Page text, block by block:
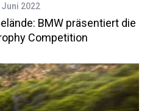
Juni 2022
BMW präsentiert die
Competition